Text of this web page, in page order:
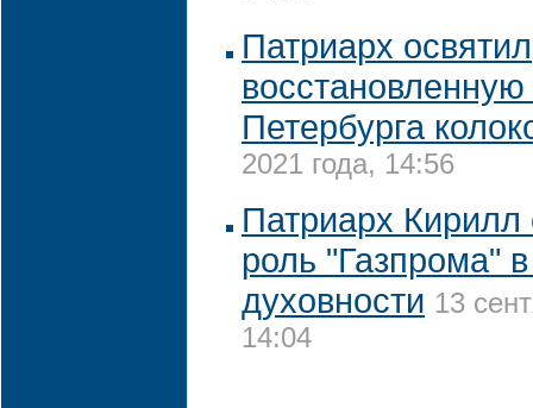
Патриарх освятил
Петербурга
2021 года, 14:56
Патриарх
роль "Газпрома"
духовности 13
14:04